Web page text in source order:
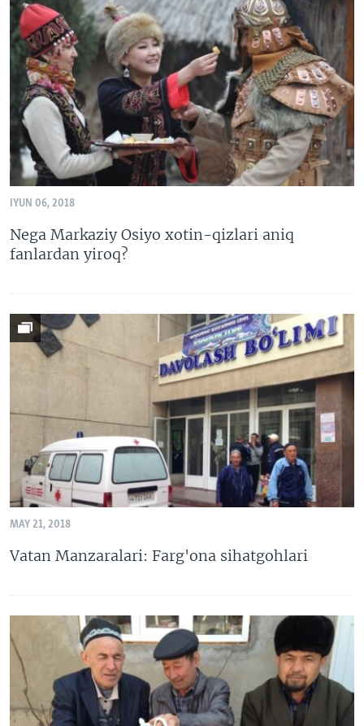
IYUN 06, 2018
Nega Markaziy Osiyo xotin-qizlari aniq
fanlardan yiroq?
MAY 21, 2018
Vatan Manzaralari: Farg'ona sihatgohlari